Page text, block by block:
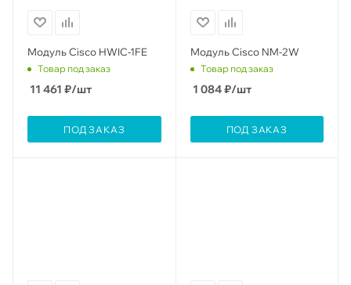
Модуль Cisco HWIC-1FE
Товар под заказ
11 461 ₽/шт
ПОД ЗАКАЗ
Модуль Cisco NM-2W
Товар под заказ
1 084₽/шт
ПОД ЗАКАЗ